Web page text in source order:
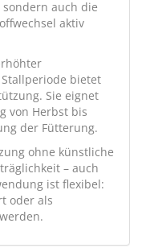
auch die
aktiv
bietet
Sie eignet
von Herbst bis
der Fütterung.
ohne künstliche
– auch
ist flexibel:
oder als